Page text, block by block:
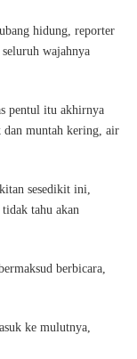
hidung, reporter
wajahnya
pentul itu akhirnya
dan muntah kering, air
sesedikit ini,
tahu akan
berbicara,
ke mulutnya,